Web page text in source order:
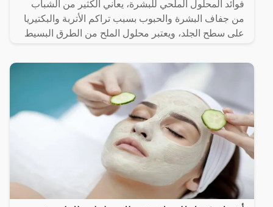
فوائد المحلول الملحي للبشرة، يعاني الكثير من الشباب
من جفاف البشرة والحبوب بسبب تراكم الأتربة والبكتيريا
على سطح الجلد، ويعتبر محلول الملح من الطرق البسيط